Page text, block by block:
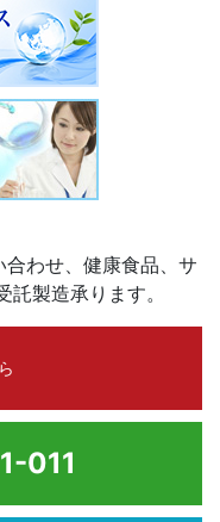
わせ、健康食品、サ
製造承ります。
011